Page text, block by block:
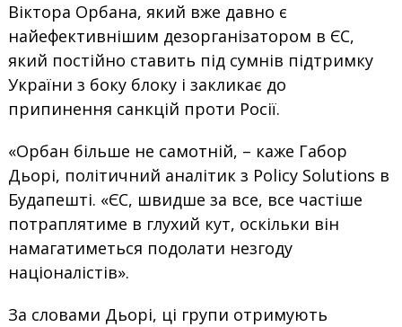
Віктора Орбана, який вже давно є
найефективнішим дезорганізатором в ЄС,
який постійно ставить під сумнів підтримку
України з боку блоку і закликає до
припинення санкцій проти Росії.
«Орбан більше не самотній, – каже Габор
Дьорі, політичний аналітик з Policy Solutions в
Будапешті. «ЄС, швидше за все, все частіше
потраплятиме в глухий кут, оскільки він
намагатиметься подолати незгоду
націоналістів».
За словами Дьорі, ці групи отримують